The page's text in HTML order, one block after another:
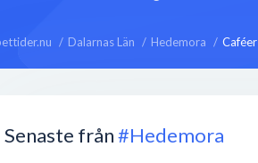
Dalarnas Län Hedemora Caféer
Senaste från#Hedemora